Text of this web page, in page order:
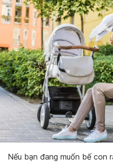
Nếu bạn đang muốn bế con